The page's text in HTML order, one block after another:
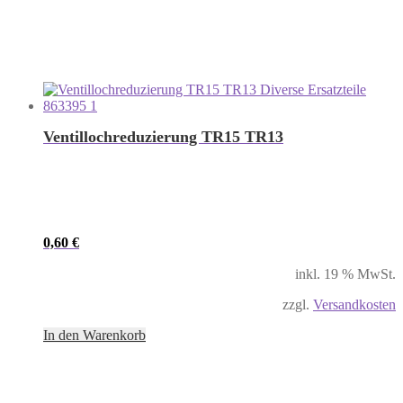
Ventillochreduzierung TR15 TR13
0,60 €
inkl. 19 % MwSt.
zzgl. Versandkosten
In den Warenkorb